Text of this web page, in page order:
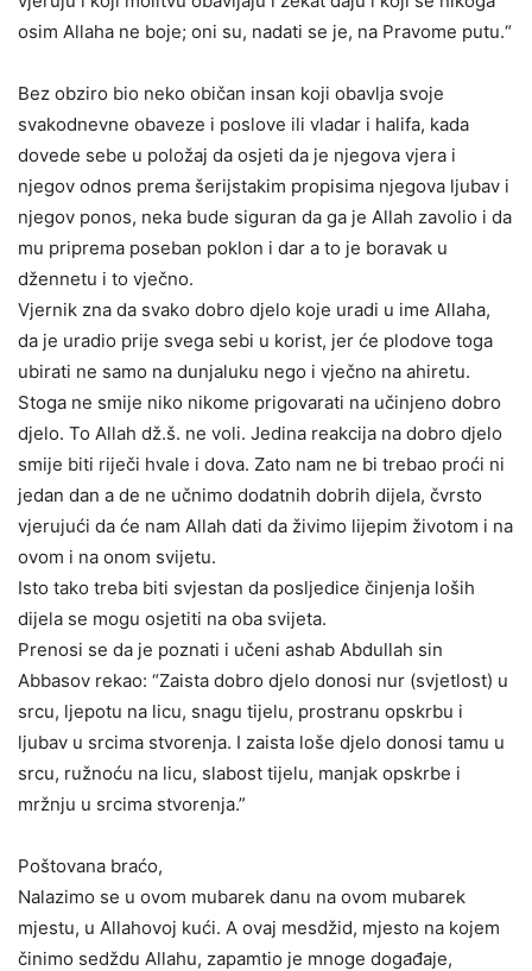
osim Allaha ne boje; oni su, nadati se je, na Pravome putu.“
Bez obziro bio neko običan insan koji obavlja svoje
svakodnevne obaveze i poslove ili vladar i halifa, kada
dovede sebe u položaj da osjeti da je njegova vjera i
njegov odnos prema šerijstakim propisima njegova ljubav i
njegov ponos, neka bude siguran da ga je Allah zavolio i da
mu priprema poseban poklon i dar a to je boravak u
džennetu i to vječno.
Vjernik zna da svako dobro djelo koje uradi u ime Allaha,
da je uradio prije svega sebi u korist, jer će plodove toga
ubirati ne samo na dunjaluku nego i vječno na ahiretu.
Stoga ne smije niko nikome prigovarati na učinjeno dobro
djelo. To Allah dž.š. ne voli. Jedina reakcija na dobro djelo
smije biti riječi hvale i dova. Zato nam ne bi trebao proći ni
jedan dan a de ne učnimo dodatnih dobrih dijela, čvrsto
vjerujući da će nam Allah dati da živimo lijepim životom i na
ovom i na onom svijetu.
Isto tako treba biti svjestan da posljedice činjenja loših
dijela se mogu osjetiti na oba svijeta.
Prenosi se da je poznati i učeni ashab Abdullah sin
Abbasov rekao: “Zaista dobro djelo donosi nur (svjetlost) u
srcu, ljepotu na licu, snagu tijelu, prostranu opskrbu i
ljubav u srcima stvorenja. I zaista loše djelo donosi tamu u
srcu, ružnoću na licu, slabost tijelu, manjak opskrbe i
mržnju u srcima stvorenja.”
Poštovana braćo,
Nalazimo se u ovom mubarek danu na ovom mubarek
mjestu, u Allahovoj kući. A ovaj mesdžid, mjesto na kojem
činimo sedždu Allahu, zapamtio je mnoge događaje,